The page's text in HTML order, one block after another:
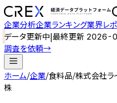
企業分析企業ランキング業界レ
データ更新中|最終更新 2026-
調査を依頼→
ホーム/企業/食料品/株式会社ラ
株